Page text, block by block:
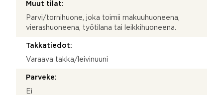
Muut tilat:
Parvi/tornihuone, joka toimii makuuhuoneena,
vierashuoneena, työtilana tai leikkihuoneena.
Takkatiedot:
Varaava takka/leivinuuni
Parveke:
Ei